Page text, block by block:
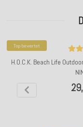
Top bewertet
H.O.C.K. Beach Life